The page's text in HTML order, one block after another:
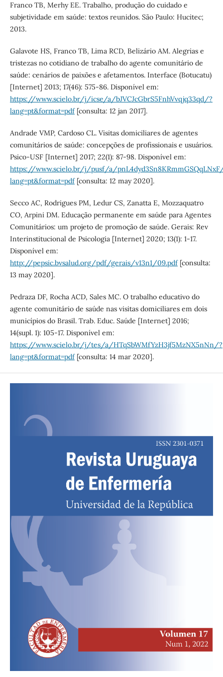
Franco TB, Merhy EE. Trabalho, produção do cuidado e
subjetividade em saúde: textos reunidos. São Paulo: Hucitec;
2013.
Galavote HS, Franco TB, Lima RCD, Belizário AM. Alegrias e
tristezas no cotidiano de trabalho do agente comunitário de
saúde: cenários de paixões e afetamentos. Interface (Botucatu)
[Internet] 2013; 17(46): 575-86. Disponível em:
https://www.scielo.br/j/icse/a/bJVCJcGbrS5FnhVvqjq33qd/?
lang=pt&format=pdf[consulta: 12 jan 2017].
Andrade VMP, Cardoso CL. Visitas domiciliares de agentes
comunitários de saúde: concepções de profissionais e usuários.
Psico-USF [Internet] 2017; 22(1): 87-98. Disponível em:
https://www.scielo.br/j/pusf/a/
lang=pt&format=pdf[consulta: 12 may 2020].
Secco AC, Rodrigues PM, Ledur CS, Zanatta E, Mozzaquatro
CO, Arpini DM. Educação permanente em saúde para Agentes
Comunitários: um projeto de promoção de saúde. Gerais: Rev
Interinstitucional de Psicologia [Internet] 2020; 13(1): 1-17.
Disponível em:
http://pepsic.bvsalud.org/pdf/gerais/v13n1/09.pdf[consulta:
13 may 2020].
Pedraza DF, Rocha ACD, Sales MC. O trabalho educativo do
agente comunitário de saúde nas visitas domiciliares em dois
municípios do Brasil. Trab. Educ. Saúde [Internet] 2016;
14(supl. 1): 105-17. Disponível em:
https://www.scielo.br/j/tes/a/HTqSbWMfYzH3jf5MzNX5nNn/?
lang=pt&format=pdf[consulta: 14 mar 2020].